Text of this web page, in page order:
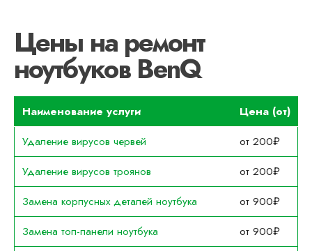
Цены на ремонт
ноутбуков BenQ
Наименование услуги
Цена (от)
Удаление вирусов червей
от 200₽
Удаление вирусов троянов
от 200₽
Замена корпусных деталей ноутбука
от 900₽
Замена топ-панели ноутбука
от 900₽